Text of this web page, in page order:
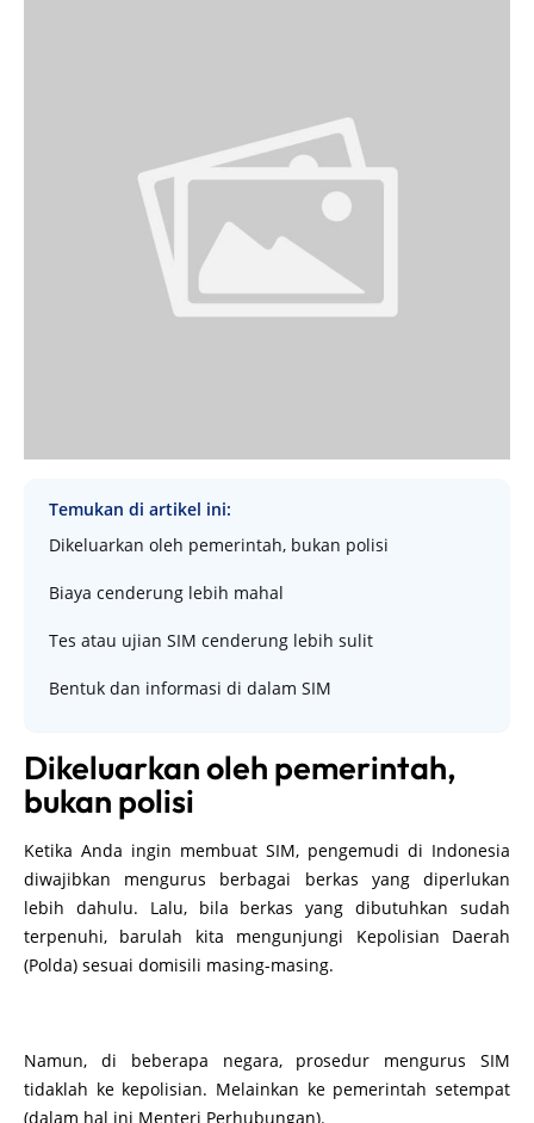
Temukan di artikel ini:
Dikeluarkan oleh pemerintah, bukan polisi
Biaya cenderung lebih mahal
Tes atau ujian SIM cenderung lebih sulit
Bentuk dan informasi di dalam SIM
Dikeluarkan oleh pemerintah,
bukan polisi
Ketika Anda ingin membuat SIM, pengemudi di Indonesia
diwajibkan mengurus berbagai berkas yang diperlukan
lebih dahulu. Lalu, bila berkas yang dibutuhkan sudah
terpenuhi, barulah kita mengunjungi Kepolisian Daerah
(Polda) sesuai domisili masing-masing.
Namun, di beberapa negara, prosedur mengurus SIM
tidaklah ke kepolisian. Melainkan ke pemerintah setempat
(dalam hal ini Menteri Perhubungan).